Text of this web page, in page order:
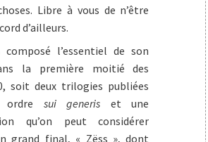
Libre à vous de n’être
d’ailleurs.
composé l’essentiel de son
la première moitié des
soit deux trilogies publiées
ordre sui generis et une
qu’on peut considérer
grand final, « Zëss », dont